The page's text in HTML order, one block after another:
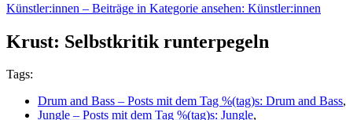
Künstler:innen – Beiträge in Kategorie ansehen: Künstler:innen
Krust: Selbstkritik runterpegeln
Tags:
Drum and Bass – Posts mit dem Tag %(tag)s: Drum and Bass,
Jungle – Posts mit dem Tag %(tag)s: Jungle,